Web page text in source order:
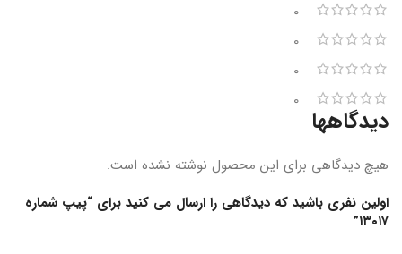
0
0
0
0
دیدگاهها
هیچ دیدگاهی برای این محصول نوشته نشده است.
اولین نفری باشید که دیدگاهی را ارسال می کنید برای “پیپ شماره
۱۳۰۱۷”